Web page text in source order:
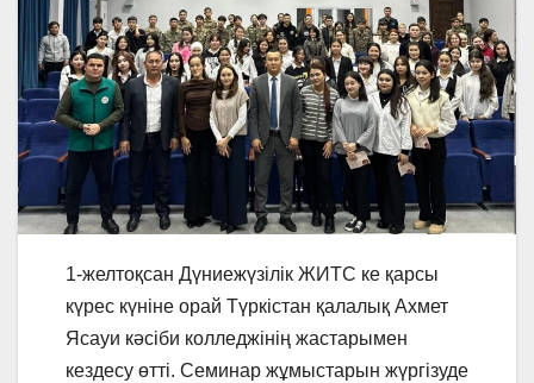
1-желтоқсан Дүниежүзілік ЖИТС ке қарсы
күрес күніне орай Түркістан қалалық Ахмет
Ясауи кәсіби колледжінің жастарымен
кездесу өтті. Семинар жұмыстарын жүргізуде